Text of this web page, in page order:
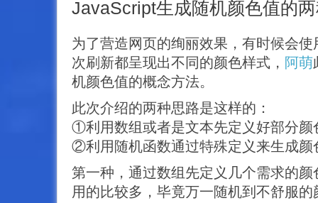
JavaScript生成随机颜色值的
为了营造网页的绚丽效果，有时候会
次刷新都呈现出不同的颜色样式， 阿萌
机颜色值的概念方法。
此次介绍的两种思路是这样的：
①利用数组或者是文本先定义好部分颜
②利用随机函数通过特殊定义来生成颜
第一种，通过数组先定义几个需求的
用的比较多，毕竟万一随机到不舒服